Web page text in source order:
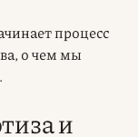
процесс
о чем мы
и